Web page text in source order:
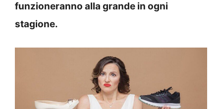
funzioneranno alla grande in ogni
stagione.